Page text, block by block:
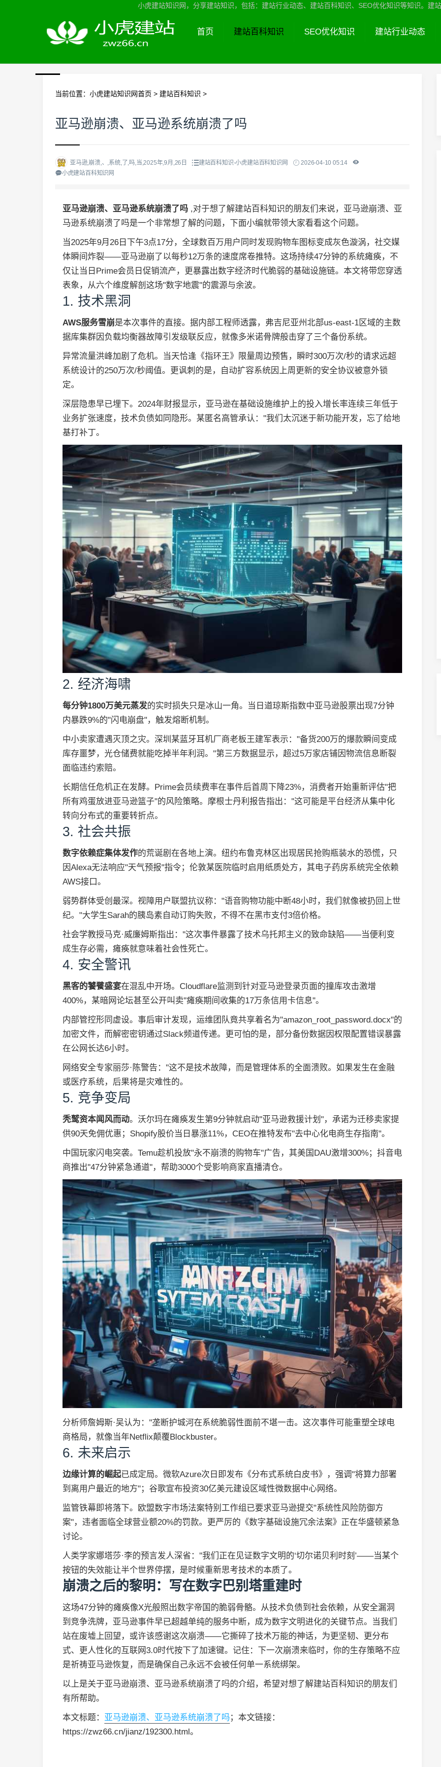
小虎建站知识网，分享建站知识，包括：建站行业动态、建站百科知识、SEO优化知识等知识。建
首页 建站百科知识 SEO优化知识 建站行业动态
当前位置： 小虎建站知识网首页 > 建站百科知识 >
亚马逊崩溃、亚马逊系统崩溃了吗
亚马逊,崩溃,、,系统,了,吗,当,2025年,9月,26日 建站百科知识-小虎建站百科知识网
2026-04-10 05:14
小虎建站百科知识网
亚马逊崩溃、亚马逊系统崩溃了吗 ,对于想了解建站百科知识的朋友们来说，亚马逊崩溃、亚
马逊系统崩溃了吗是一个非常想了解的问题，下面小编就带领大家看看这个问题。
当2025年9月26日下午3点17分，全球数百万用户同时发现购物车图标变成灰色漩涡，社交媒
体瞬间炸裂——亚马逊崩了以每秒12万条的速度席卷推特。这场持续47分钟的系统瘫痪，不
仅让当日Prime会员日促销流产，更暴露出数字经济时代脆弱的基础设施链。本文将带您穿透
表象，从六个维度解剖这场"数字地震"的震源与余波。
1. 技术黑洞
AWS服务雪崩是本次事件的直接。据内部工程师透露，弗吉尼亚州北部us-east-1区域的主数
据库集群因负载均衡器故障引发级联反应，就像多米诺骨牌般击穿了三个备份系统。
异常流量洪峰加剧了危机。当天恰逢《指环王》限量周边预售，瞬时300万次/秒的请求远超
系统设计的250万次/秒阈值。更讽刺的是，自动扩容系统因上周更新的安全协议被意外锁
定。
深层隐患早已埋下。2024年财报显示，亚马逊在基础设施维护上的投入增长率连续三年低于
业务扩张速度，技术负债如同隐形。某匿名高管承认："我们太沉迷于新功能开发，忘了给地
基打补丁。
2. 经济海啸
每分钟1800万美元蒸发的实时损失只是冰山一角。当日道琼斯指数中亚马逊股票出现7分钟
内暴跌9%的"闪电崩盘"，触发熔断机制。
中小卖家遭遇灭顶之灾。深圳某蓝牙耳机厂商老板王建军表示："备货200万的爆款瞬间变成
库存噩梦，光仓储费就能吃掉半年利润。"第三方数据显示，超过5万家店铺因物流信息断裂
面临违约索赔。
长期信任危机正在发酵。Prime会员续费率在事件后首周下降23%，消费者开始重新评估"把
所有鸡蛋放进亚马逊篮子"的风险策略。摩根士丹利报告指出："这可能是平台经济从集中化
转向分布式的重要转折点。
3. 社会共振
数字依赖症集体发作的荒诞剧在各地上演。纽约布鲁克林区出现居民抢购瓶装水的恐慌，只
因Alexa无法响应"天气预报"指令；伦敦某医院临时启用纸质处方，其电子药房系统完全依赖
AWS接口。
弱势群体受创最深。视障用户联盟抗议称："语音购物功能中断48小时，我们就像被扔回上世
纪。"大学生Sarah的胰岛素自动订购失败，不得不在黑市支付3倍价格。
社会学教授马克·威廉姆斯指出："这次事件暴露了技术乌托邦主义的致命缺陷——当便利变
成生存必需，瘫痪就意味着社会性死亡。
4. 安全警讯
黑客的饕餮盛宴在混乱中开场。Cloudflare监测到针对亚马逊登录页面的撞库攻击激增
400%，某暗网论坛甚至公开叫卖"瘫痪期间收集的17万条信用卡信息"。
内部管控形同虚设。事后审计发现，运维团队竟共享着名为"amazon_root_password.docx"的
加密文件，而解密密钥通过Slack频道传递。更可怕的是，部分备份数据因权限配置错误暴露
在公网长达6小时。
网络安全专家丽莎·陈警告："这不是技术故障，而是管理体系的全面溃败。如果发生在金融
或医疗系统，后果将是灾难性的。
5. 竞争变局
秃鹫资本闻风而动。沃尔玛在瘫痪发生第9分钟就启动"亚马逊救援计划"，承诺为迁移卖家提
供90天免佣优惠；Shopify股价当日暴涨11%，CEO在推特发布"去中心化电商生存指南"。
中国玩家闪电突袭。Temu趁机投放"永不崩溃的购物车"广告，其美国DAU激增300%；抖音电
商推出"47分钟紧急通道"，帮助3000个受影响商家直播清仓。
分析师詹姆斯·吴认为："垄断护城河在系统脆弱性面前不堪一击。这次事件可能重塑全球电
商格局，就像当年Netflix颠覆Blockbuster。
6. 未来启示
边缘计算的崛起已成定局。微软Azure次日即发布《分布式系统白皮书》，强调"将算力部署
到离用户最近的地方"；谷歌宣布投资30亿美元建设区域性微数据中心网络。
监管铁幕即将落下。欧盟数字市场法案特别工作组已要求亚马逊提交"系统性风险防御方
案"，违者面临全球营业额20%的罚款。更严厉的《数字基础设施冗余法案》正在华盛顿紧急
讨论。
人类学家娜塔莎·李的预言发人深省："我们正在见证数字文明的‘切尔诺贝利时刻’——当某个
按钮的失效能让半个世界停摆，是时候重新思考技术的本质了。
崩溃之后的黎明：写在数字巴别塔重建时
这场47分钟的瘫痪像X光般照出数字帝国的脆弱骨骼。从技术负债到社会依赖，从安全漏洞
到竞争洗牌，亚马逊事件早已超越单纯的服务中断，成为数字文明进化的关键节点。当我们
站在废墟上回望，或许该感谢这次崩溃——它撕碎了技术万能的神话，为更坚韧、更分布
式、更人性化的互联网3.0时代按下了加速键。记住：下一次崩溃来临时，你的生存策略不应
是祈祷亚马逊恢复，而是确保自己永远不会被任何单一系统绑架。
以上是关于亚马逊崩溃、亚马逊系统崩溃了吗的介绍，希望对想了解建站百科知识的朋友们
有所帮助。
本文标题： 亚马逊崩溃、亚马逊系统崩溃了吗 ；本文链接：
https://zwz66.cn/jianz/192300.html。